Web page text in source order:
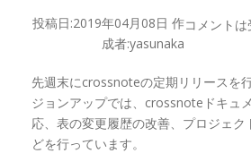
コメント
投稿日:2019年04月08日 作
成者:yasunaka
先週末にcrossnoteの定期リリースを
ジョンアップでは、crossnoteドキュ
応、表の変更履歴の改善、プロジェ
どを行っています。